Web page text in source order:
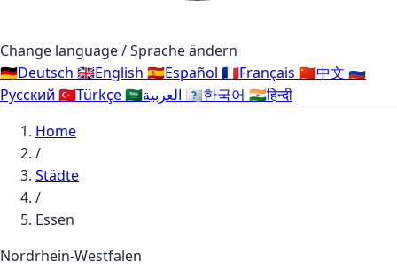
Change language / Sprache ändern
🇩🇪Deutsch 🇬🇧English 🇪🇸Español 🇫🇷Français 🇨🇳中文 🇷🇺
Русский 🇹🇷Türkçe🇸🇦 🇰🇷한국어 🇮🇳हिन्दी
Home
/
Städte
/
Essen
Nordrhein-Westfalen